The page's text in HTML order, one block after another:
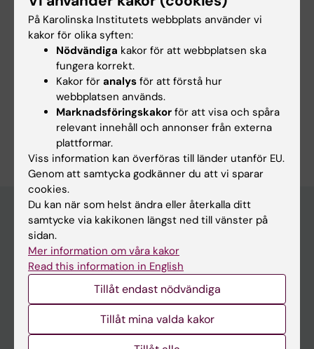
durum wheat
Greger M; Löfstedt M
Forskningsområden:
Cancer och onkologi
Hematologi
Är du Martina Jalava Löfstedt?
Redigera din profil
Huvudmeny
Utbildning
Forskarutbildning
Forskning
Om KI
På Karolinska Institutets webbplats använder vi
kakor för olika syften:
Nödvändiga kakor för att webbplatsen ska
fungera korrekt.
Kakor för analys för att förstå hur
webbplatsen används.
Marknadsföringskakor för att visa och spåra
relevant innehåll och annonser från externa
plattformar.
Viss information kan överföras till länder utanför EU.
Genom att samtycka godkänner du att vi sparar
cookies.
Du kan när som helst ändra eller återkalla ditt
samtycke via kakikonen längst ned till vänster på
sidan.
Mer information om våra kakor
Read this information in English
Tillåt endast nödvändiga
Tillåt mina valda kakor